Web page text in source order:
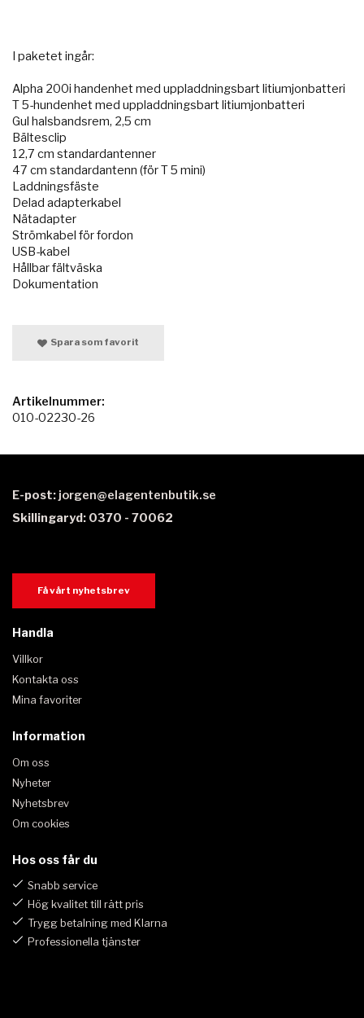
I paketet ingår:
Alpha 200i handenhet med uppladdningsbart litiumjonbatteri
T 5-hundenhet med uppladdningsbart litiumjonbatteri
Gul halsbandsrem, 2,5 cm
Bältesclip
12,7 cm standardantenner
47 cm standardantenn (för T 5 mini)
Laddningsfäste
Delad adapterkabel
Nätadapter
Strömkabel för fordon
USB-kabel
Hållbar fältväska
Dokumentation
Spara som favorit
Artikelnummer:
010-02230-26
E-post: jorgen@elagentenbutik.se
Skillingaryd: 0370 - 70062
Få vårt nyhetsbrev
Handla
Villkor
Kontakta oss
Mina favoriter
Information
Om oss
Nyheter
Nyhetsbrev
Om cookies
Hos oss får du
Snabb service
Hög kvalitet till rätt pris
Trygg betalning med Klarna
Professionella tjänster